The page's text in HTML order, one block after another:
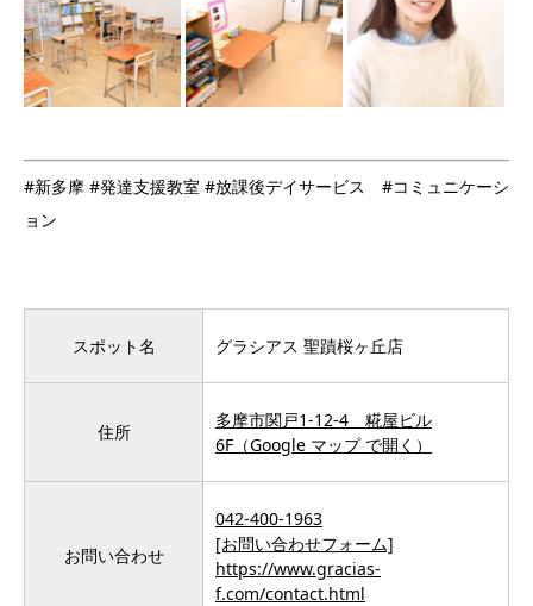
#新多摩 #発達支援教室 #放課後デイサービス #コミュニケーシ
ョン
スポット名 グラシアス 聖蹟桜ヶ丘店
住所
多摩市関戸1-12-4 糀屋ビル
6F（Google マップ で開く）
お問い合わせ
042-400-1963
[お問い合わせフォーム]
https://www.gracias-
f.com/contact.html